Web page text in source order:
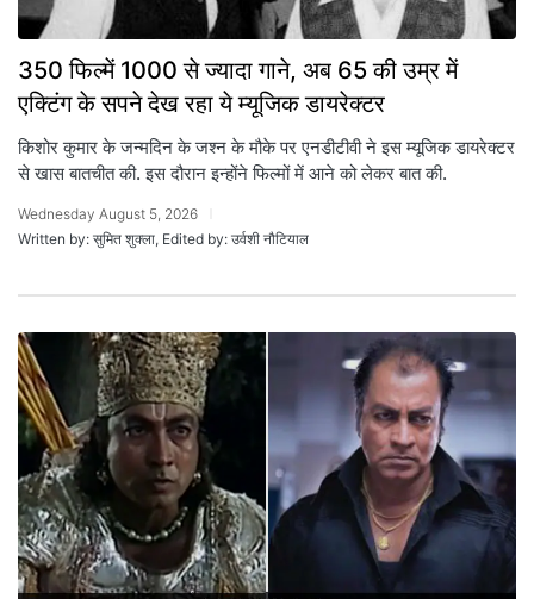
350 फिल्में 1000 से ज्यादा गाने, अब 65 की उम्र में
एक्टिंग के सपने देख रहा ये म्यूजिक डायरेक्टर
किशोर कुमार के जन्मदिन के जश्न के मौके पर एनडीटीवी ने इस म्यूजिक डायरेक्टर
से खास बातचीत की. इस दौरान इन्होंने फिल्मों में आने को लेकर बात की.
Wednesday August 5, 2026
Written by: सुमित शुक्ला, Edited by: उर्वशी नौटियाल